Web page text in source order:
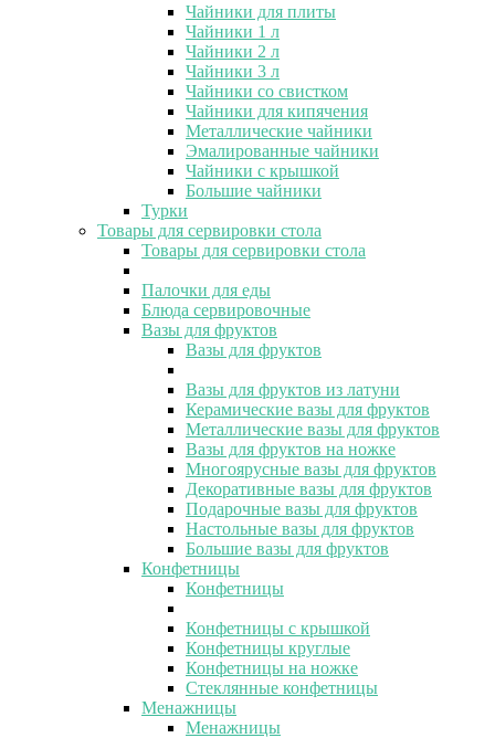
Чайники для плиты
Чайники 1 л
Чайники 2 л
Чайники 3 л
Чайники со свистком
Чайники для кипячения
Металлические чайники
Эмалированные чайники
Чайники с крышкой
Большие чайники
Турки
Товары для сервировки стола
Товары для сервировки стола
Палочки для еды
Блюда сервировочные
Вазы для фруктов
Вазы для фруктов
Вазы для фруктов из латуни
Керамические вазы для фруктов
Металлические вазы для фруктов
Вазы для фруктов на ножке
Многоярусные вазы для фруктов
Декоративные вазы для фруктов
Подарочные вазы для фруктов
Настольные вазы для фруктов
Большие вазы для фруктов
Конфетницы
Конфетницы
Конфетницы с крышкой
Конфетницы круглые
Конфетницы на ножке
Стеклянные конфетницы
Менажницы
Менажницы